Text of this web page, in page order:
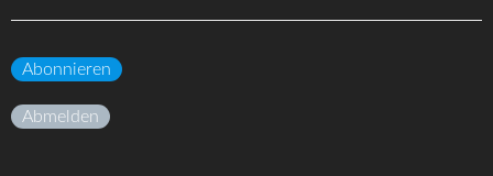
Abonnieren
Abmelden